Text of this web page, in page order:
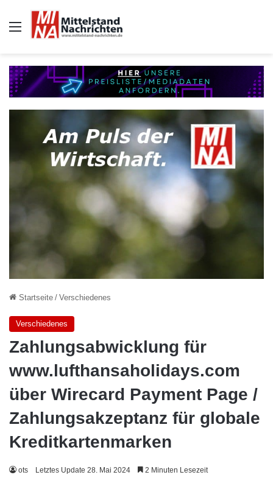
Auswahl
Startseite / Verschiedenes
Verschiedenes
Zahlungsabwicklung für
www.lufthansaholidays.com
über Wirecard Payment Page /
Zahlungsakzeptanz für globale
Kreditkartenmarken
ots Letztes Update 28. Mai 2024 2 Minuten Lesezeit